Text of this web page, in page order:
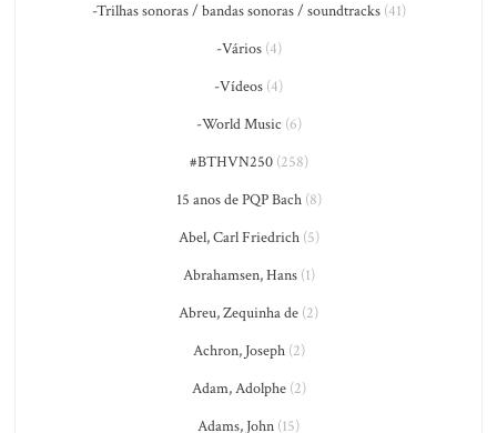
-Trilhas sonoras / bandas sonoras / soundtracks(41)
-Vários(4)
-Vídeos (4)
-World Music (6)
#BTHVN250(258)
15 anos de PQP Bach(8)
Abel, Carl Friedrich(5)
Abrahamsen, Hans(1)
Abreu, Zequinha de (2)
Achron, Joseph(2)
Adam, Adolphe(2)
Adams, John (15)